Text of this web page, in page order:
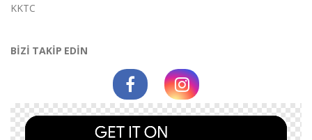
KKTC
BİZİ TAKİP EDİN